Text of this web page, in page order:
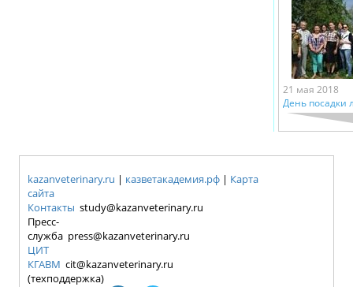
21 мая 2018
День посадки
kazanveterinary.ru | казветакадемия.рф | Карта
сайта
Контакты study@kazanveterinary.ru
Пресс-
служба press@kazanveterinary.ru
ЦИТ
КГАВМ cit@kazanveterinary.ru
(техподдержка)